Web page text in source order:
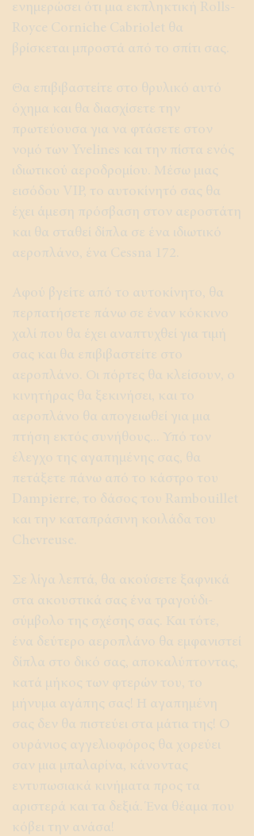
ενημερώσει ότι μια εκπληκτική Rolls-
Royce Corniche Cabriolet θα
βρίσκεται μπροστά από το σπίτι σας.
Θα επιβιβαστείτε στο θρυλικό αυτό
όχημα και θα διασχίσετε την
πρωτεύουσα για να φτάσετε στον
νομό των Yvelines και την πίστα ενός
ιδιωτικού αεροδρομίου. Μέσω μιας
εισόδου VIP, το αυτοκίνητό σας θα
έχει άμεση πρόσβαση στον αεροστάτη
και θα σταθεί δίπλα σε ένα ιδιωτικό
αεροπλάνο, ένα Cessna 172.
Αφού βγείτε από το αυτοκίνητο, θα
περπατήσετε πάνω σε έναν κόκκινο
χαλί που θα έχει αναπτυχθεί για τιμή
σας και θα επιβιβαστείτε στο
αεροπλάνο. Οι πόρτες θα κλείσουν, ο
κινητήρας θα ξεκινήσει, και το
αεροπλάνο θα απογειωθεί για μια
πτήση εκτός συνήθους... Υπό τον
έλεγχο της αγαπημένης σας, θα
πετάξετε πάνω από το κάστρο του
Dampierre, το δάσος του Rambouillet
και την καταπράσινη κοιλάδα του
Chevreuse.
Σε λίγα λεπτά, θα ακούσετε ξαφνικά
στα ακουστικά σας ένα τραγούδι-
σύμβολο της σχέσης σας. Και τότε,
ένα δεύτερο αεροπλάνο θα εμφανιστεί
δίπλα στο δικό σας, αποκαλύπτοντας,
κατά μήκος των φτερών του, το
μήνυμα αγάπης σας! Η αγαπημένη
σας δεν θα πιστεύει στα μάτια της! Ο
ουράνιος αγγελιοφόρος θα χορεύει
σαν μια μπαλαρίνα, κάνοντας
εντυπωσιακά κινήματα προς τα
αριστερά και τα δεξιά. Ένα θέαμα που
κόβει την ανάσα!